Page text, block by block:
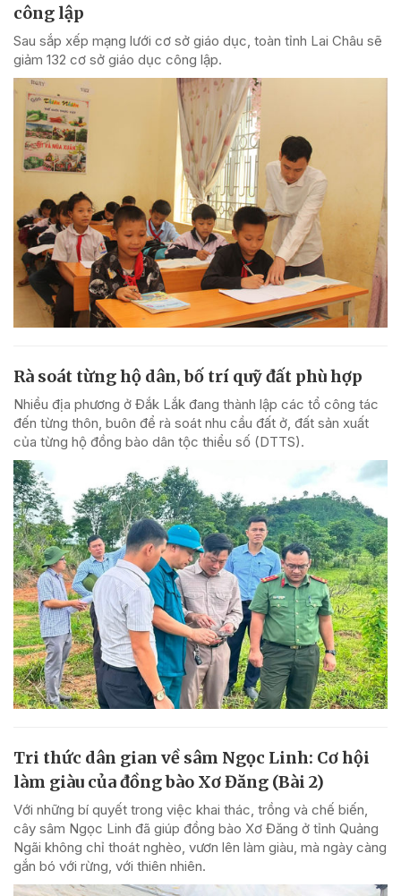
công lập
Sau sắp xếp mạng lưới cơ sở giáo dục, toàn tỉnh Lai Châu sẽ
giảm 132 cơ sở giáo dục công lập.
Rà soát từng hộ dân, bố trí quỹ đất phù hợp
Nhiều địa phương ở Đắk Lắk đang thành lập các tổ công tác
đến từng thôn, buôn để rà soát nhu cầu đất ở, đất sản xuất
của từng hộ đồng bào dân tộc thiểu số (DTTS).
Tri thức dân gian về sâm Ngọc Linh: Cơ hội
làm giàu của đồng bào Xơ Đăng (Bài 2)
Với những bí quyết trong việc khai thác, trồng và chế biến,
cây sâm Ngọc Linh đã giúp đồng bào Xơ Đăng ở tỉnh Quảng
Ngãi không chỉ thoát nghèo, vươn lên làm giàu, mà ngày càng
gắn bó với rừng, với thiên nhiên.